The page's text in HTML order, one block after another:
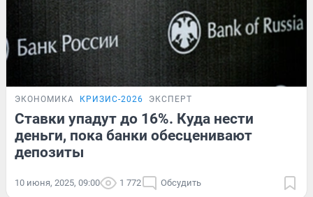
ЭКОНОМИКА КРИЗИС-2026 ЭКСПЕРТ
Ставки упадут до 16%. Куда нести
деньги, пока банки обесценивают
депозиты
10 июня, 2025, 09:00 1 772 Обсудить